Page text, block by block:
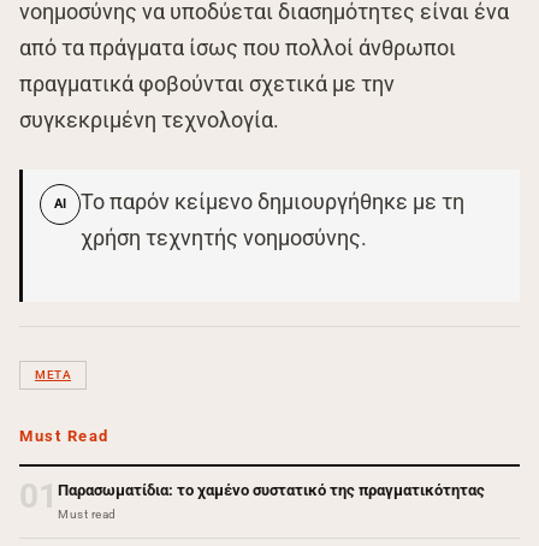
νοημοσύνης να υποδύεται διασημότητες είναι ένα
από τα πράγματα ίσως που πολλοί άνθρωποι
πραγματικά φοβούνται σχετικά με την
συγκεκριμένη τεχνολογία.
AI
Το παρόν κείμενο δημιουργήθηκε με τη
χρήση τεχνητής νοημοσύνης.
META
Must Read
01 Παρασωματίδια: το χαμένο συστατικό της πραγματικότητας
Must read